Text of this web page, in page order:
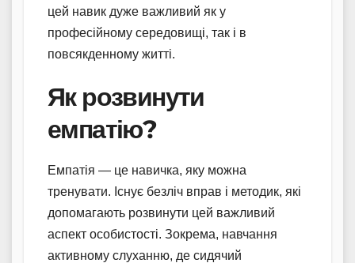
цей навик дуже важливий як у
професійному середовищі, так і в
повсякденному житті.
Як розвинути
емпатію?
Емпатія — це навичка, яку можна
тренувати. Існує безліч вправ і методик, які
допомагають розвинути цей важливий
аспект особистості. Зокрема, навчання
активному слуханню, де сидячий